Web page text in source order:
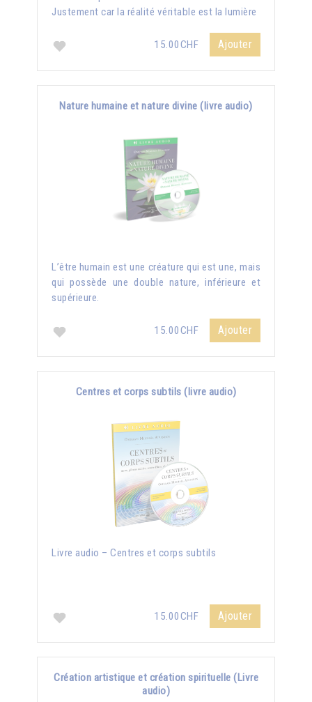
Justement car la réalité véritable est la lumière
15.00CHF Ajouter
Nature humaine et nature divine (livre audio)
L’être humain est une créature qui est une, mais
qui possède une double nature, inférieure et
supérieure.
15.00CHF Ajouter
Centres et corps subtils (livre audio)
Livre audio – Centres et corps subtils
15.00CHF Ajouter
Création artistique et création spirituelle (Livre
audio)